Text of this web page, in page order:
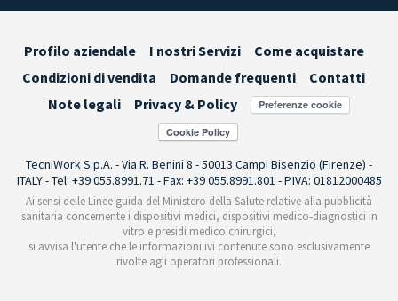
Profilo aziendale I nostri Servizi
Come acquistare
Condizioni di vendita
Domande frequenti
Contatti
Note legali
Privacy & Policy Preferenze cookie
TecniWork S.p.A. - Via R. Benini 8 - 50013 Campi Bisenzio (Firenze) -
ITALY - Tel: +39 055.8991.71 - Fax: +39 055.8991.801 - P.IVA: 01812000485
Ai sensi delle Linee guida del Ministero della Salute relative alla pubblicità
sanitaria concernente i dispositivi medici, dispositivi medico-diagnostici in
vitro e presidi medico chirurgici,
si avvisa l'utente che le informazioni ivi contenute sono esclusivamente
rivolte agli operatori professionali.